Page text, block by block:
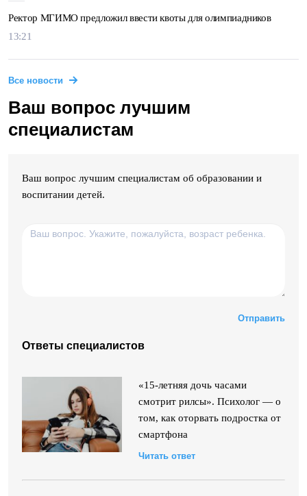
Ректор МГИМО предложил ввести квоты для олимпиадников
13:21
Все новости
Ваш вопрос лучшим
специалистам
Ваш вопрос лучшим специалистам об образовании и
воспитании детей.
Ответы специалистов
«15-летняя дочь часами
смотрит рилсы». Психолог — о
том, как оторвать подростка от
смартфона
Читать ответ